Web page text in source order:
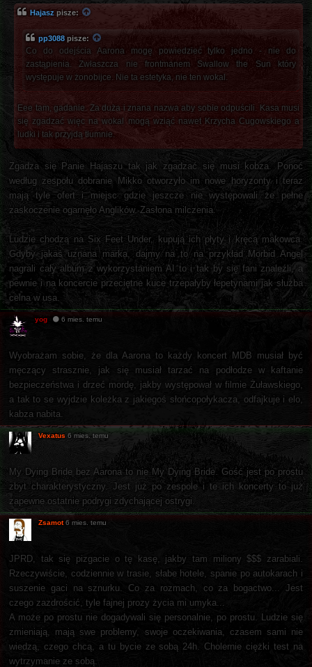
Hajasz pisze:
pp3088 pisze:
Co do odejścia Aarona mogę powiedzieć tylko jedno - nie do
zastąpienia. Zwłaszcza nie frontmanem Swallow the Sun który
występuje w żonobijce. Nie ta estetyka, nie ten wokal.
Eee tam, gadanie. Za duża i znana nazwa aby sobie odpuścili. Kasa musi
się zgadzać więc na wokal mogą wziąć nawet Krzycha Cugowskiego a
ludki i tak przyjdą tłumnie.
Zgadza się Panie Hajaszu tak jak zgadzać się musi kobza. Ponoć
według zespołu dobranie Mikko otworzyło im nowe horyzonty i teraz
mają tyle ofert i miejsc gdzie jeszcze nie występowali że pełne
zaskoczenie ogarnęło Anglików. Zasłona milczenia.
Ludzie chodzą na Six Feet Under, kupują ich płyty i kręcą makowca.
Gdyby jakaś uznana marka, dajmy na to na przykład Morbid Angel
nagrali cały album z wykorzystaniem AI to i tak by się fani znaleźli, a
pewnie i na koncercie przeciętne kuce trzepałyby łepetynami jak służba
celna w usa.
yog 6 mies. temu
Wyobrażam sobie, że dla Aarona to każdy koncert MDB musiał być
męczący strasznie, jak się musiał tarzać na podłodze w kaftanie
bezpieczeństwa i drzeć mordę, jakby występował w filmie Żuławskiego,
a tak to se wyjdzie koleżka z jakiegoś słońcopołykacza, odfajkuje i elo,
kabza nabita.
Vexatus 6 mies. temu
My Dying Bride bez Aarona to nie My Dying Bride. Gość jest po prostu
zbyt charakterystyczny. Jest już po zespole i te ich koncerty to już
zapewne ostatnie podrygi zdychającej ostrygi.
Zsamot 6 mies. temu
JPRD, tak się pizgacie o tę kasę, jakby tam miliony $$$ zarabiali.
Rzeczywiście, codziennie w trasie, słabe hotele, spanie po autokarach i
suszenie gaci na sznurku. Co za rozmach, co za bogactwo... Jest
czego zazdrościć, tyle fajnej prozy życia mi umyka...
A może po prostu nie dogadywali się personalnie, po prostu. Ludzie się
zmieniają, mają swe problemy, swoje oczekiwania, czasem sami nie
wiedzą, czego chcą, a tu bycie ze sobą 24h. Cholernie ciężki test na
wytrzymanie ze sobą.